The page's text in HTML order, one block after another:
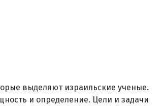
выделяют израильские ученые.
и определение. Цели и задачи